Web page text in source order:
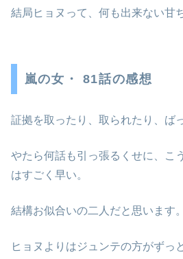
結局ヒョヌって、何も出来ない甘
嵐の女・ 81話の感想
証拠を取ったり、取られたり、ば
やたら何話も引っ張るくせに、こ
はすごく早い。
結構お似合いの二人だと思います。
ヒョヌよりはジュンテの方がずっ